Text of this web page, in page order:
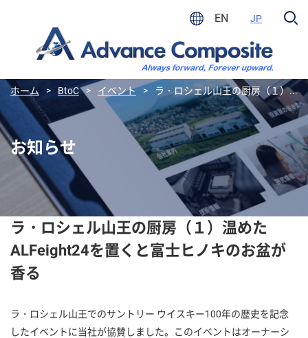
EN JP
ホーム > BtoC > イベント > ラ・ロシェル山王の厨房（１）...
お知らせ
ラ・ロシェル山王の厨房（１）温めた
ALFeight24を置くと富士ヒノキのお盆が
香る
ラ・ロシェル山王でのサントリー ウイスキー100年の歴史を記念
したイベントに当社が協賛しました。このイベントはオーナーシ